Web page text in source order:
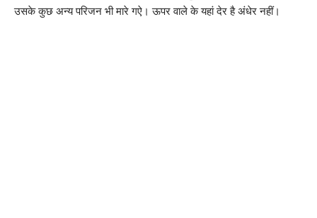
उसके कुछ अन्य परिजन भी मारे गऐ। ऊपर वाले के यहां देर है अंधेर नहीं।